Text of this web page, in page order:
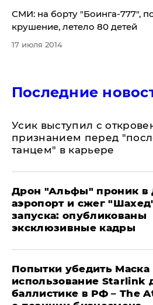
СМИ: на борту "Боинга-777",
крушение, летело 80 детей
17 июля 2014
Последние
Усик выступил с
признанием перед
танцем" в карьере
Дрон "Альфы" проник в
аэропорт и сжег
запуска: опубликованы
эксклюзивные кадры
Попытки убедить Маска
использование Starlink
баллистике в РФ – The